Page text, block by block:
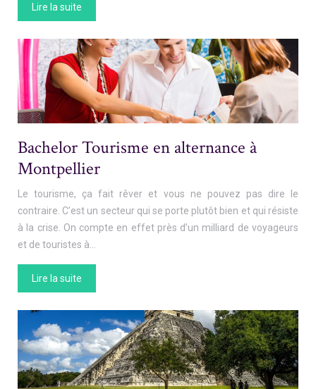
Lire la suite
Bachelor Tourisme en alternance à
Montpellier
Le tourisme, ça fait rêver et vous ne pouvez pas dire le
contraire. C’est un secteur qui se porte plutôt bien et qui résiste
à la crise. On compte en effet près d’un milliard de voyageurs
et de touristes à…
Lire la suite